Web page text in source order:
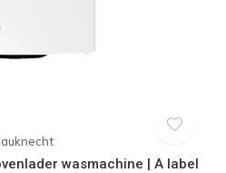
wasmachine | A label